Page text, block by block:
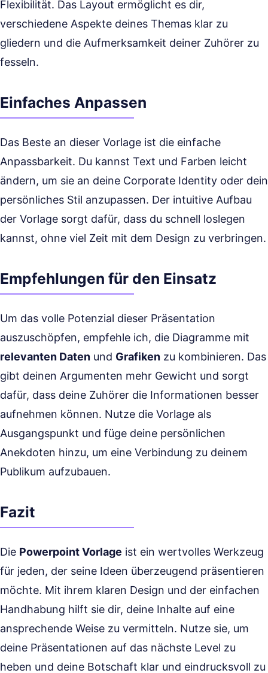
Flexibilität. Das Layout ermöglicht es dir,
verschiedene Aspekte deines Themas klar zu
gliedern und die Aufmerksamkeit deiner Zuhörer zu
fesseln.
Einfaches Anpassen
Das Beste an dieser Vorlage ist die einfache
Anpassbarkeit. Du kannst Text und Farben leicht
ändern, um sie an deine Corporate Identity oder dein
persönliches Stil anzupassen. Der intuitive Aufbau
der Vorlage sorgt dafür, dass du schnell loslegen
kannst, ohne viel Zeit mit dem Design zu verbringen.
Empfehlungen für den Einsatz
Um das volle Potenzial dieser Präsentation
auszuschöpfen, empfehle ich, die Diagramme mit
relevanten Daten und Grafiken zu kombinieren. Das
gibt deinen Argumenten mehr Gewicht und sorgt
dafür, dass deine Zuhörer die Informationen besser
aufnehmen können. Nutze die Vorlage als
Ausgangspunkt und füge deine persönlichen
Anekdoten hinzu, um eine Verbindung zu deinem
Publikum aufzubauen.
Fazit
Die Powerpoint Vorlage ist ein wertvolles Werkzeug
für jeden, der seine Ideen überzeugend präsentieren
möchte. Mit ihrem klaren Design und der einfachen
Handhabung hilft sie dir, deine Inhalte auf eine
ansprechende Weise zu vermitteln. Nutze sie, um
deine Präsentationen auf das nächste Level zu
heben und deine Botschaft klar und eindrucksvoll zu